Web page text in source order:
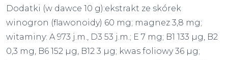
Dodatki (w dawce 10 g):ekstrakt ze skórek
winogron (flawonoidy) 60 mg; magnez 3,8 mg;
witaminy: A 973 j.m., D3 53 j.m.; E 7 mg; B1 133 µg, B2
0,3 mg, B6 152 µg, B12 3 µg; kwas foliowy 36 µg;